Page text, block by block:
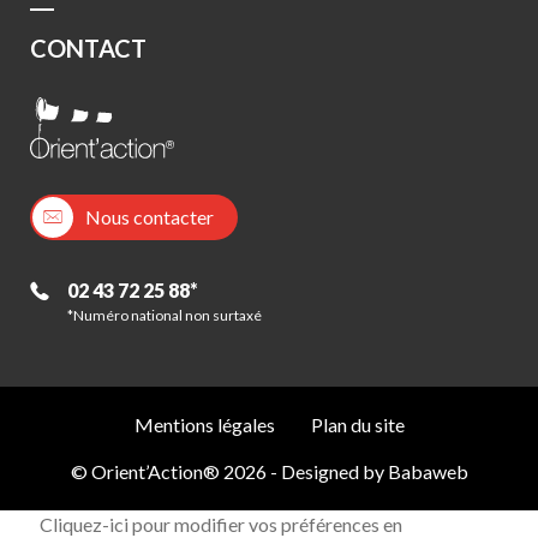
CONTACT
Nous contacter
02 43 72 25 88*
*Numéro national non surtaxé
© Orient’Action® 2026 - Designed by Babaweb
Mentions légales Plan du site
Cliquez-ici pour modifier vos préférences en